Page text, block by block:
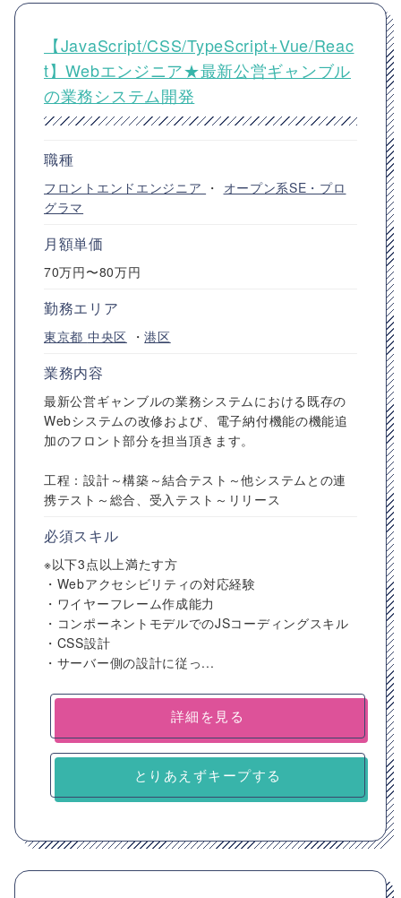
【JavaScript/CSS/TypeScript+Vue/Reac
t】Webエンジニア★最新公営ギャンブル
の業務システム開発
職種
フロントエンドエンジニア ・ オープン系SE・プロ
グラマ
月額単価
70万円〜80万円
勤務エリア
東京都 中央区 ・港区
業務内容
最新公営ギャンブルの業務システムにおける既存の
Webシステムの改修および、電子納付機能の機能追
加のフロント部分を担当頂きます。
工程：設計～構築～結合テスト～他システムとの連
携テスト～総合、受入テスト～リリース
必須スキル
※以下3点以上満たす方
・Webアクセシビリティの対応経験
・ワイヤーフレーム作成能力
・コンポーネントモデルでのJSコーディングスキル
・CSS設計
・サーバー側の設計に従っ...
詳細を見る
とりあえずキープする